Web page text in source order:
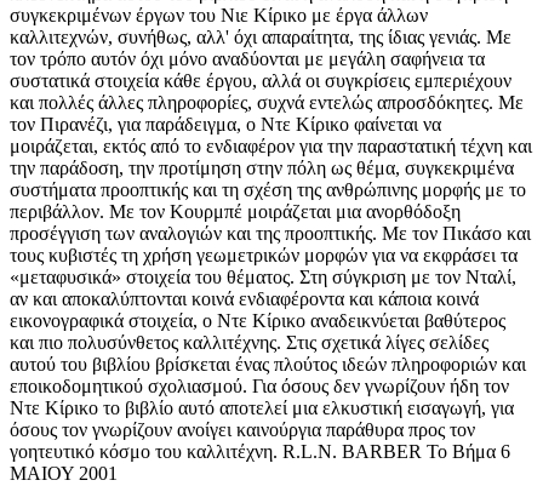
συγκεκριμένων έργων του Νιε Κίρικο με έργα άλλων
καλλιτεχνών, συνήθως, αλλ' όχι απαραίτητα, της ίδιας γενιάς. Με
τον τρόπο αυτόν όχι μόνο αναδύονται με μεγάλη σαφήνεια τα
συστατικά στοιχεία κάθε έργου, αλλά οι συγκρίσεις εμπεριέχουν
και πολλές άλλες πληροφορίες, συχνά εντελώς απροσδόκητες. Με
τον Πιρανέζι, για παράδειγμα, ο Ντε Κίρικο φαίνεται να
μοιράζεται, εκτός από το ενδιαφέρον για την παραστατική τέχνη και
την παράδοση, την προτίμηση στην πόλη ως θέμα, συγκεκριμένα
συστήματα προοπτικής και τη σχέση της ανθρώπινης μορφής με το
περιβάλλον. Με τον Κουρμπέ μοιράζεται μια ανορθόδοξη
προσέγγιση των αναλογιών και της προοπτικής. Με τον Πικάσο και
τους κυβιστές τη χρήση γεωμετρικών μορφών για να εκφράσει τα
«μεταφυσικά» στοιχεία του θέματος. Στη σύγκριση με τον Νταλί,
αν και αποκαλύπτονται κοινά ενδιαφέροντα και κάποια κοινά
εικονογραφικά στοιχεία, ο Ντε Κίρικο αναδεικνύεται βαθύτερος
και πιο πολυσύνθετος καλλιτέχνης. Στις σχετικά λίγες σελίδες
αυτού του βιβλίου βρίσκεται ένας πλούτος ιδεών πληροφοριών και
εποικοδομητικού σχολιασμού. Για όσους δεν γνωρίζουν ήδη τον
Ντε Κίρικο το βιβλίο αυτό αποτελεί μια ελκυστική εισαγωγή, για
όσους τον γνωρίζουν ανοίγει καινούργια παράθυρα προς τον
γοητευτικό κόσμο του καλλιτέχνη. R.L.N. BARBER Το Βήμα 6
ΜΑΙΟΥ 2001